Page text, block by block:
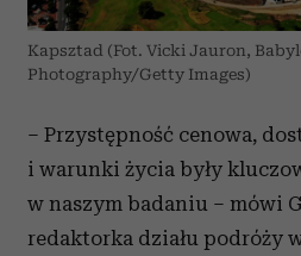
Kapsztad (Fot. Vicki Jauron,
Photography/Getty Images)
– Przystępność cenowa,
i warunki życia były
w naszym badaniu – mówi
redaktorka działu podróży